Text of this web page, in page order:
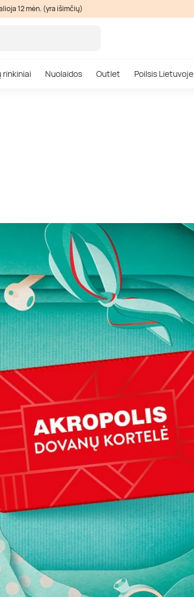
12 mėn. (yra išimčių)
rinkiniai Nuolaidos Outlet Poilsis Lietuvoje